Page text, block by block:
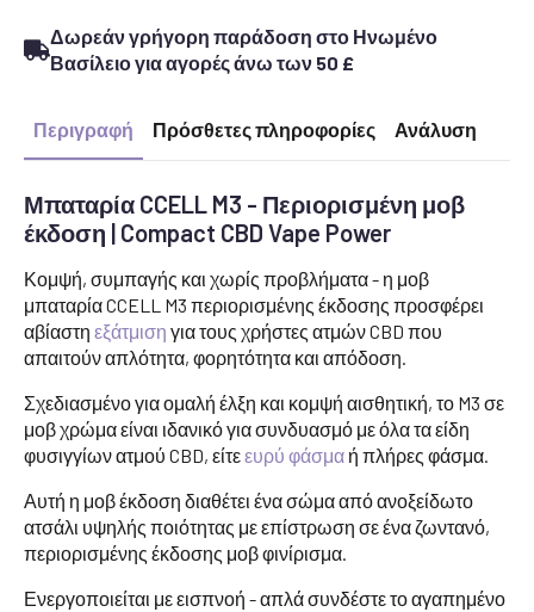
Δωρεάν γρήγορη παράδοση στο Ηνωμένο
Βασίλειο για αγορές άνω των 50 £
Περιγραφή Πρόσθετες πληροφορίες Ανάλυση
Μπαταρία CCELL M3 - Περιορισμένη μοβ
έκδοση | Compact CBD Vape Power
Κομψή, συμπαγής και χωρίς προβλήματα - η μοβ
μπαταρία CCELL M3 περιορισμένης έκδοσης προσφέρει
αβίαστη εξάτμιση για τους χρήστες ατμών CBD που
απαιτούν απλότητα, φορητότητα και απόδοση.
Σχεδιασμένο για ομαλή έλξη και κομψή αισθητική, το M3 σε
μοβ χρώμα είναι ιδανικό για συνδυασμό με όλα τα είδη
φυσιγγίων ατμού CBD, είτεευρύ φάσμα ή πλήρες φάσμα.
Αυτή η μοβ έκδοση διαθέτει ένα σώμα από ανοξείδωτο
ατσάλι υψηλής ποιότητας με επίστρωση σε ένα ζωντανό,
περιορισμένης έκδοσης μοβ φινίρισμα.
Ενεργοποιείται με εισπνοή - απλά συνδέστε το αγαπημένο